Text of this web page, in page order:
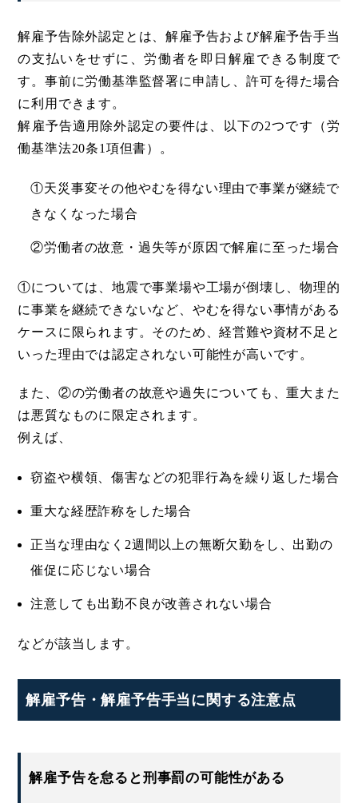
解雇予告除外認定とは、解雇予告および解雇予告手当
の支払いをせずに、労働者を即日解雇できる制度で
す。事前に労働基準監督署に申請し、許可を得た場合
に利用できます。
解雇予告適用除外認定の要件は、以下の2つです（労
働基準法20条1項但書）。
①天災事変その他やむを得ない理由で事業が継続で
きなくなった場合
②労働者の故意・過失等が原因で解雇に至った場合
①については、地震で事業場や工場が倒壊し、物理的
に事業を継続できないなど、やむを得ない事情がある
ケースに限られます。そのため、経営難や資材不足と
いった理由では認定されない可能性が高いです。
また、②の労働者の故意や過失についても、重大また
は悪質なものに限定されます。
例えば、
窃盗や横領、傷害などの犯罪行為を繰り返した場合
重大な経歴詐称をした場合
正当な理由なく2週間以上の無断欠勤をし、出勤の
催促に応じない場合
注意しても出勤不良が改善されない場合
などが該当します。
解雇予告・解雇予告手当に関する注意点
解雇予告を怠ると刑事罰の可能性がある